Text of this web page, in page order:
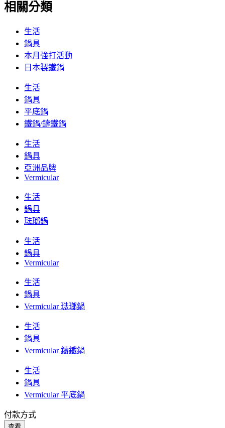
相關分類
生活
鍋具
本月強打活動
日本製鐵鍋
生活
鍋具
平底鍋
鐵鍋/鑄鐵鍋
生活
鍋具
亞洲品牌
Vermicular
生活
鍋具
琺瑯鍋
生活
鍋具
Vermicular
生活
鍋具
Vermicular 琺瑯鍋
生活
鍋具
Vermicular 鑄鐵鍋
生活
鍋具
Vermicular 平底鍋
付款方式